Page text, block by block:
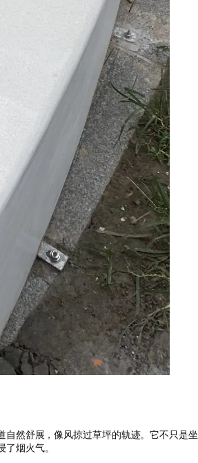
然舒展，像风掠过草坪的轨迹。它不只是坐
烟火气。